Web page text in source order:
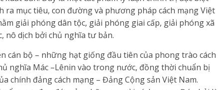
ra mục tiêu, con đường và phương pháp cách mạng Việt
giải phóng dân tộc, giải phóng giai cấp, giải phóng xã
nô dịch bởi chủ nghĩa tư bản.
cán bộ – những hạt giống đầu tiên của phong trào cách
nghĩa Mác –Lênin vào trong nước, đồng thời chuẩn bị
chính đảng cách mạng – Đảng Cộng sản Việt Nam.